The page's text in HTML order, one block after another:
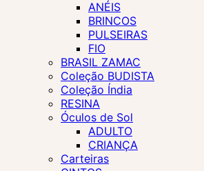
ANÉIS
BRINCOS
PULSEIRAS
FIO
BRASIL ZAMAC
Coleção BUDISTA
Coleção Índia
RESINA
Óculos de Sol
ADULTO
CRIANÇA
Carteiras